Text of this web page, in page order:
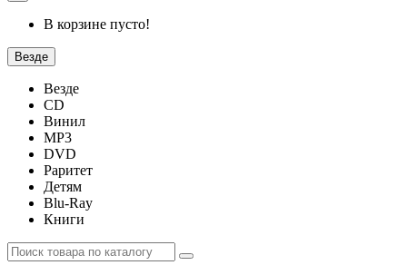
В корзине пусто!
Везде
Везде
CD
Винил
MP3
DVD
Раритет
Детям
Blu-Ray
Книги